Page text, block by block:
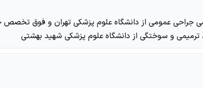
جراحی عمومی از دانشگاه علوم پزشکی تهران و فوق تخصص
ترمیمی و سوختگی از دانشگاه علوم پزشکی شهید بهشتی